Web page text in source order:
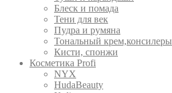
Блеск и помада
Тени для век
Пудра и румяна
Тональный крем,консилеры
Кисти, спонжи
Косметика Profi
NYX
HudaBeauty